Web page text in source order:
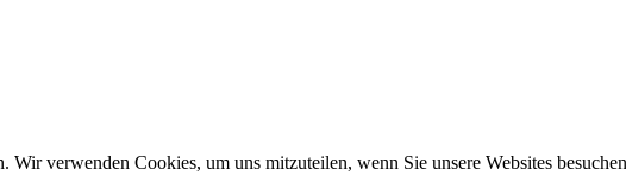
verwenden Cookies, um uns mitzuteilen, wenn Sie unsere Websites